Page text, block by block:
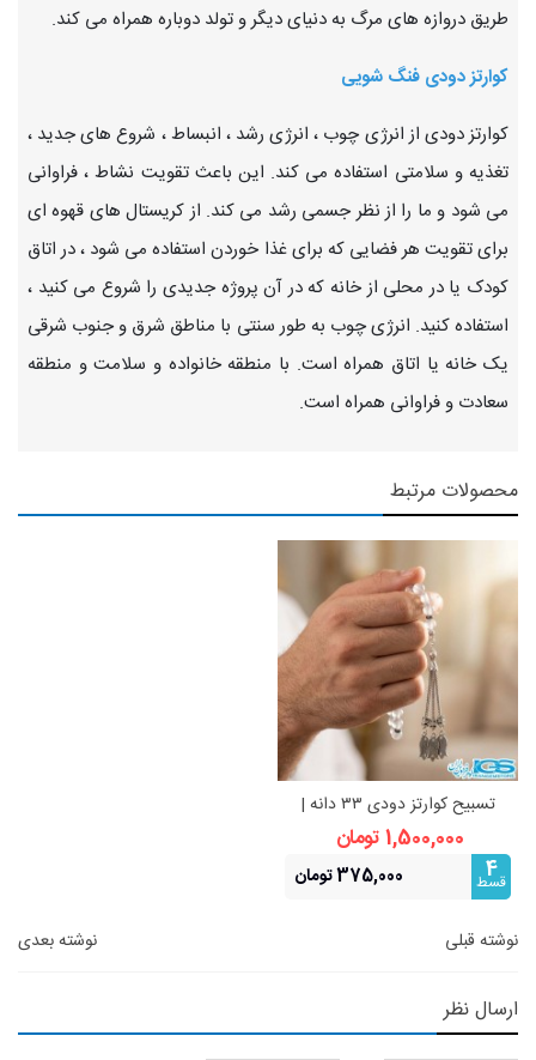
طریق دروازه های مرگ به دنیای دیگر و تولد دوباره همراه می کند.
کوارتز دودی فنگ شویی
کوارتز دودی از انرژی چوب ، انرژی رشد ، انبساط ، شروع های جدید ،
تغذیه و سلامتی استفاده می کند. این باعث تقویت نشاط ، فراوانی
می شود و ما را از نظر جسمی رشد می کند. از کریستال های قهوه ای
برای تقویت هر فضایی که برای غذا خوردن استفاده می شود ، در اتاق
کودک یا در محلی از خانه که در آن پروژه جدیدی را شروع می کنید ،
استفاده کنید. انرژی چوب به طور سنتی با مناطق شرق و جنوب شرقی
یک خانه یا اتاق همراه است. با منطقه خانواده و سلامت و منطقه
سعادت و فراوانی همراه است.
محصولات مرتبط
تسبیح کوارتز دودی ۳۳ دانه |
تعادل، آرامش و درخشندگی
1,500,000 تومان
4
قسط 375,000 تومان
نوشته قبلی نوشته بعدی
ارسال نظر